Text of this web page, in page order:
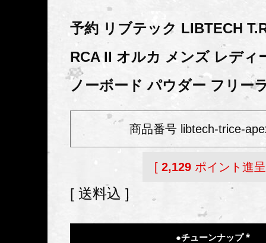
予約 リブテック LIBTECH
RCA II オルカ メンズ レディ
ノーボード パウダー フリー
商品番号 libtech-trice-
[ 2,129 ポイント進
送料込
●チューンナップ